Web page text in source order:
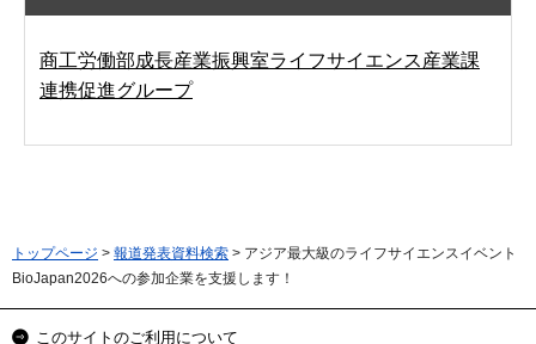
商工労働部成長産業振興室ライフサイエンス産業課
連携促進グループ
トップページ > 報道発表資料検索 > アジア最大級のライフサイエンスイベント
BioJapan2026への参加企業を支援します！
このサイトのご利用について